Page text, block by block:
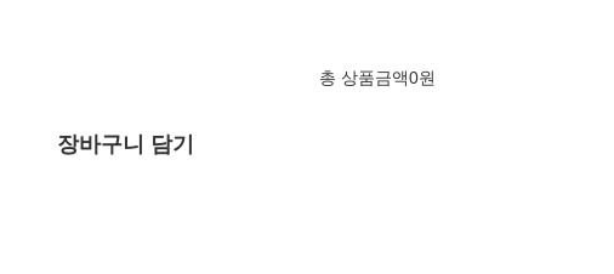
총 상품금액0원
장바구니 담기